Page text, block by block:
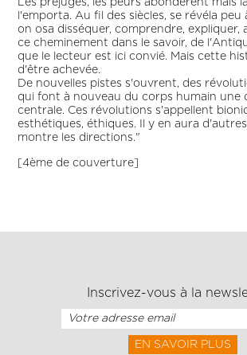
Les préjugés, les peurs abondèrent mais
l'emporta. Au fil des siècles, se révéla
on osa disséquer, comprendre, expliquer,
ce cheminement dans le savoir, de
que le lecteur est ici convié. Mais cette
d'être achevée.
De nouvelles pistes s'ouvrent, des
qui font à nouveau du corps humain une
centrale. Ces révolutions s'appellent
esthétiques, éthiques. Il y en aura
montre les directions."
[4ème de couverture]
Inscrivez-vous à la
EN SAVOIR PLUS